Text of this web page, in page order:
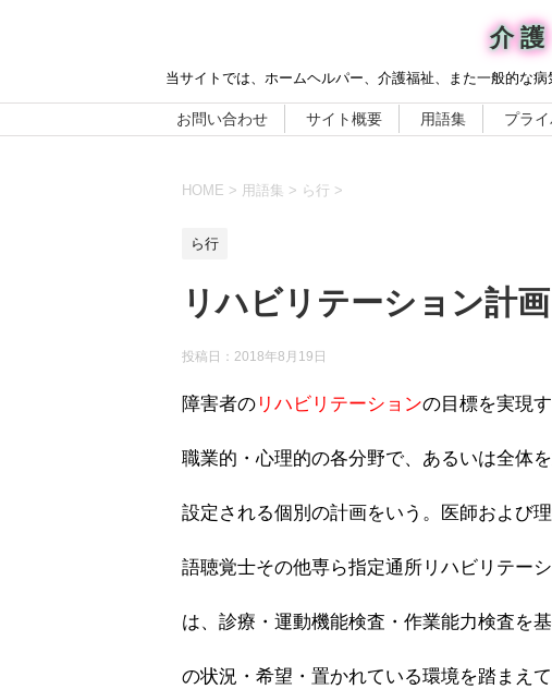
介
当サイトでは、ホームヘルパー、介護福祉、また一般的な
お問い合わせ サイト概要 用語集 プラ
HOME > 用語集 > ら行 >
ら行
リハビリテーション計画
投稿日： 2018年8月19日
障害者の リハビリテーションの目標を実現
職業的・心理的の各分野で、あるいは全体
設定される個別の計画をいう。医師および
語聴覚士その他専ら指定通所リハビリテー
は、診療・運動機能検査・作業能力検査を
の状況・希望・置かれている環境を踏まえ